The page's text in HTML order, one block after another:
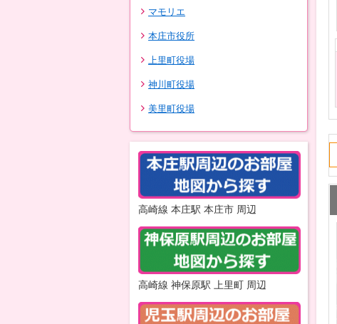
マモリエ
本庄市役所
上里町役場
神川町役場
美里町役場
高崎線 本庄駅 本庄市 周辺
高崎線 神保原駅 上里町 周辺